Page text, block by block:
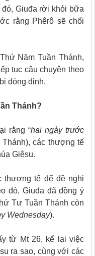
đó, Giuđa rời khỏi bữa
rằng Phêrô sẽ chối
Năm Tuần Thánh,
tục câu chuyện theo
đóng đinh.
Thánh?
rằng “hai ngày trước
các thượng tế
Giêsu.
thượng tế để đề nghị
đó, Giuđa đã đồng ý
Tư Tuần Thánh còn
Wednesday).
từ Mt 26, kể lại việc
ra sao, cùng với các